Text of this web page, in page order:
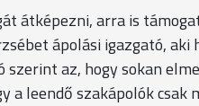
átképezni, arra is
ápolási igazgató,
az, hogy sokan
a leendő szakápolók